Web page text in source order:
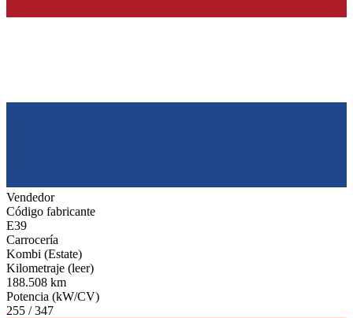
Vendedor
Código fabricante
E39
Carrocería
Kombi (Estate)
Kilometraje (leer)
188.508 km
Potencia (kW/CV)
255 / 347